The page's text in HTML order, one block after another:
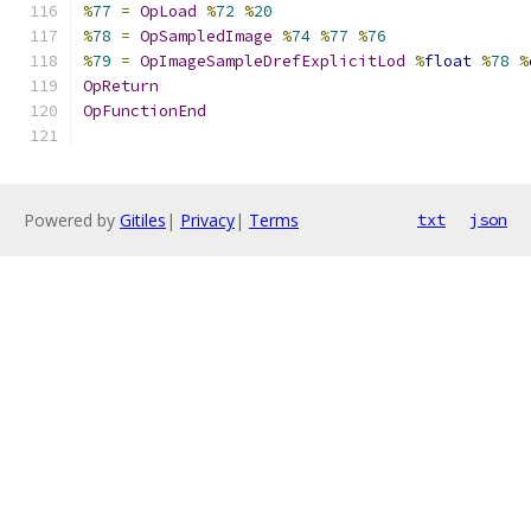
%77 = OpLoad %72 %20
%78 = OpSampledImage %74 %77 %76
%79 = OpImageSampleDrefExplicitLod %float %78 %
OpReturn
OpFunctionEnd
Powered by Gitiles | Privacy| Terms txt json